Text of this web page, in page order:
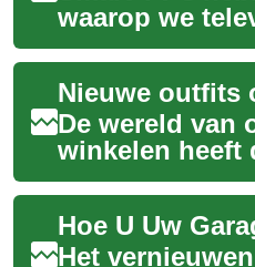
waarop we
interactie
media-inhoud
verand...
De wereld van
winkelen heeft
waarop we
samenstellen
veranderd. Het
Het